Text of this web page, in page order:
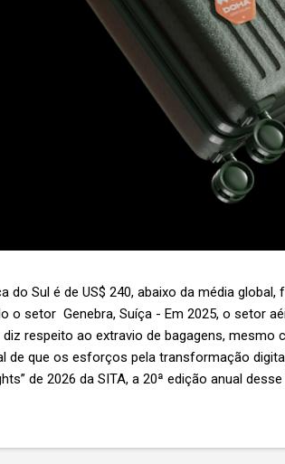
do Sul é de US$ 240, abaixo da média
o setor Genebra, Suíça - Em 2025, o setor
respeito ao extravio de bagagens,
de que os esforços pela transformação
de 2026 da SITA, a 20ª edição anual
US$ 8 por passageiro, uma mala